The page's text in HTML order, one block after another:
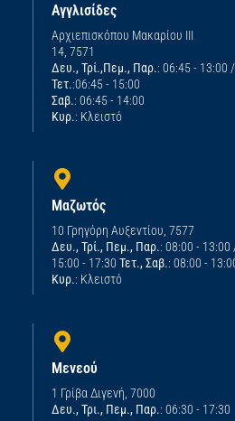
Αγγλισίδες
Αρχιεπισκόπου Μακαρίου ΙΙΙ
14, 7571
Δευ., Τρί.,Πεμ., Παρ.: 06:45 - 13:00
Τετ.:06:45 - 15:00
Σαβ.: 06:45 - 14:00
Κυρ.: Κλειστό
Μαζωτός
10 Γρηγόρη Αυξεντίου, 7577
Δευ., Τρί., Πεμ., Παρ.: 08:00 - 13:00
15:00 - 17:30 Τετ., Σαβ.: 08:00 -
Κυρ.: Κλειστό
Μενεού
1 Γρίβα Διγενή, 7000
Δευ., Τρι., Πεμ., Παρ.: 06:30 - 17:30